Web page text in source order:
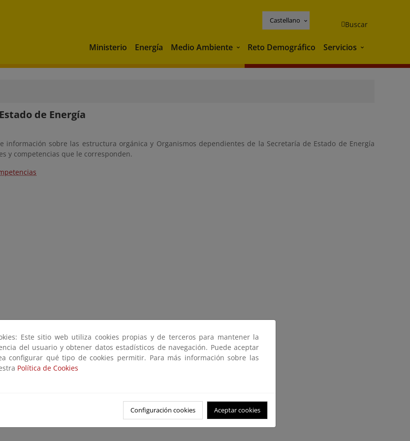
Castellano Buscar
Ministerio Energía Medio Ambiente Medio Ambiente
Reto Demográfico Servicios Servicios
de Energía
información sobre las estructura orgánica y Organismos dependientes de la Secretaría de Estado de Energía
y competencias que le corresponden.
Este sitio web utiliza cookies propias y de terceros para mantener la
del usuario y obtener datos estadísticos de navegación. Puede aceptar
configurar qué tipo de cookies permitir. Para más información sobre las
Política de Cookies
Configuración cookies Aceptar cookies